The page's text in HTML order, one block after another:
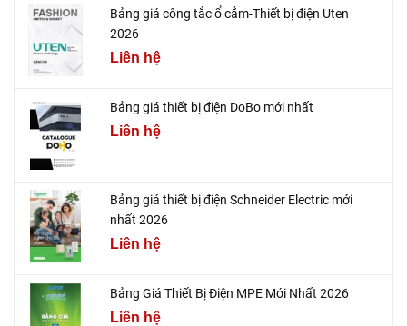
Bảng giá công tắc ổ cắm-Thiết bị điện Uten
2026
Liên hệ
Bảng giá thiết bị điện DoBo mới nhất
Liên hệ
Bảng giá thiết bị điện Schneider Electric mới
nhất 2026
Liên hệ
Bảng Giá Thiết Bị Điện MPE Mới Nhất 2026
Liên hệ